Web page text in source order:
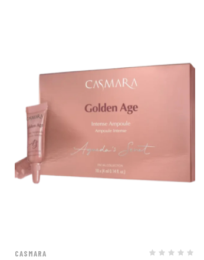
le collagène et l’élastine
CASMARA